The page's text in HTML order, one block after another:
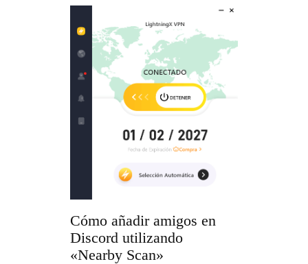
Cómo añadir amigos en
Discord utilizando
«Nearby Scan»